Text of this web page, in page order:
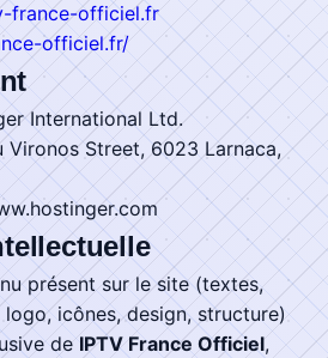
france-officiel.fr
officiel.fr/
International Ltd.
Vironos Street, 6023 Larnaca,
présent sur le site (textes,
logo, icônes, design, structure)
deIPTV France Officiel,